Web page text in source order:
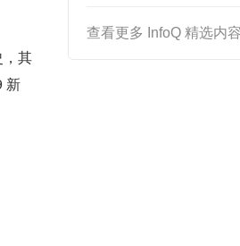
其
新
查看更多 InfoQ 精选内